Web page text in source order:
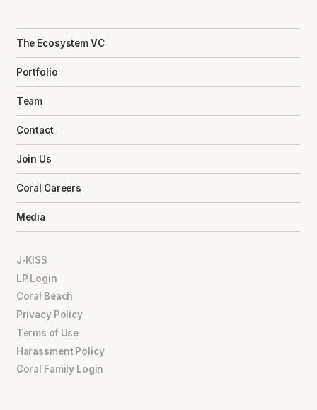
The Ecosystem VC
Portfolio
Team
Contact
Join Us
Coral Careers
Media
J-KISS
LP Login
Coral Beach
Privacy Policy
Terms of Use
Harassment Policy
Coral Family Login